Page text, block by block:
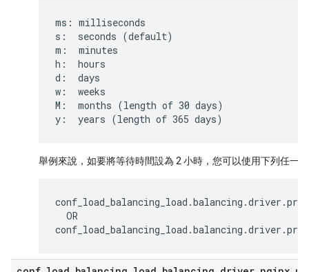
ms: milliseconds
s:  seconds (default)
m:  minutes
h:  hours
d:  days
w:  weeks
M:  months (length of 30 days)
y:  years (length of 365 days)
舉例來說，如要將等待時間設為 2 小時，您可以使用下列任一
conf_load_balancing_load .balancing .driver .
OR
conf_load_balancing_load .balancing .driver .